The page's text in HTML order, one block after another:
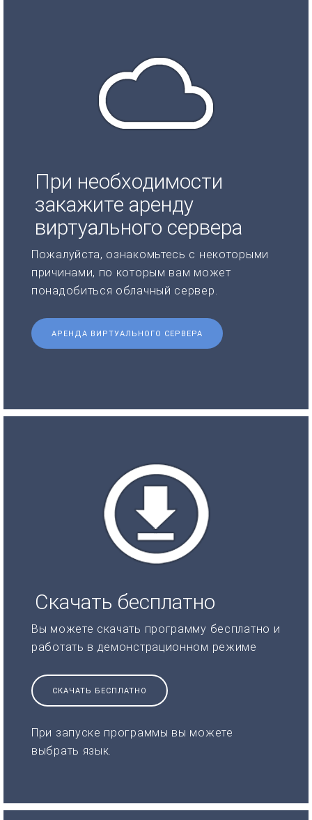
При необходимости
закажите аренду
виртуального сервера
Пожалуйста, ознакомьтесь с некоторыми
причинами, по которым вам может
понадобиться облачный сервер.
АРЕНДА ВИРТУАЛЬНОГО СЕРВЕРА
Скачать бесплатно
Вы можете скачать программу бесплатно и
работать в демонстрационном режиме
СКАЧАТЬ БЕСПЛАТНО
При запуске программы вы можете
выбрать язык.